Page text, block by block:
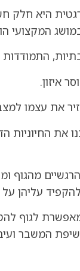
היא חלק
המקצועי
איזון.
את עצמו
את
מהגוף
עליהן על
לגוף
המשבר